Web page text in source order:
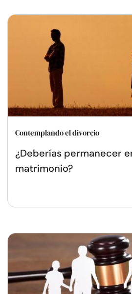
Contemplando el divorcio
¿Deberías permanecer
matrimonio?